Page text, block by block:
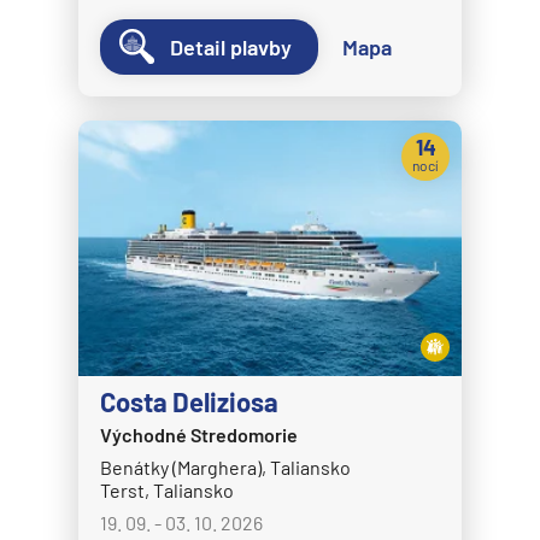
MSC Fantasia
MSC Grandiosa
MSC Lirica
MSC Magnifica
MSC Musica
MSC Opera
MSC Orchestra
MSC Poesia
MSC Preziosa
MSC Seascape
MSC Seashore
MSC Seaside
Detail plavby Mapa
Costa Deliziosa
Východné Stredomorie
Benátky (Marghera), Taliansko
Terst, Taliansko
19. 09. - 03. 10. 2026
14
nocí